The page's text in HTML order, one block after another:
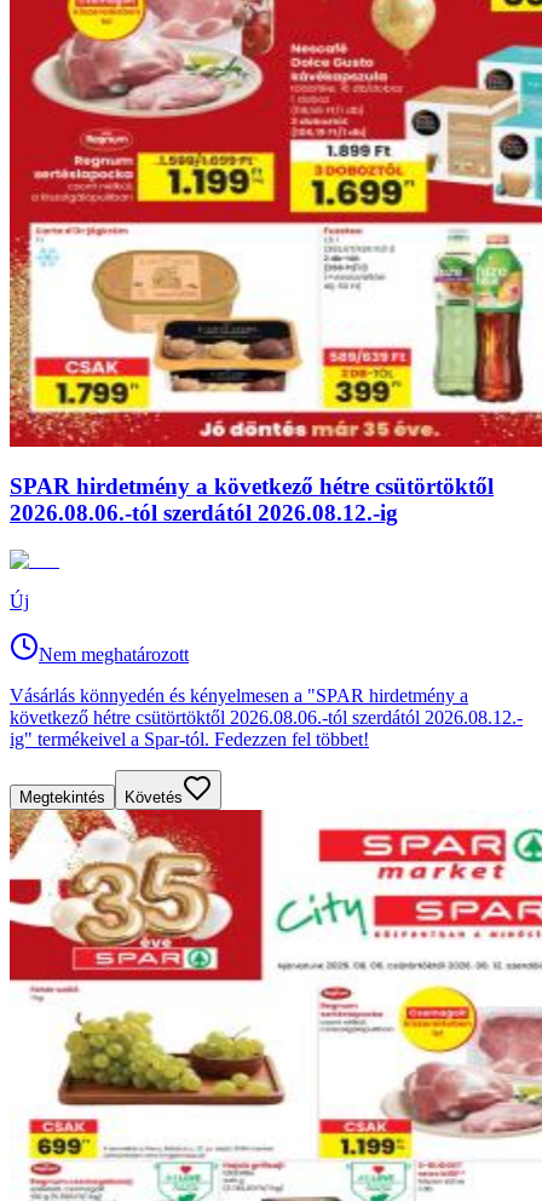
SPAR hirdetmény a következő hétre csütörtöktől
2026.08.06.-tól szerdától 2026.08.12.-ig
Új
Nem meghatározott
Vásárlás könnyedén és kényelmesen a "SPAR hirdetmény a
következő hétre csütörtöktől 2026.08.06.-tól szerdától 2026.08.12.-
ig" termékeivel a Spar-tól. Fedezzen fel többet!
Megtekintés Követés